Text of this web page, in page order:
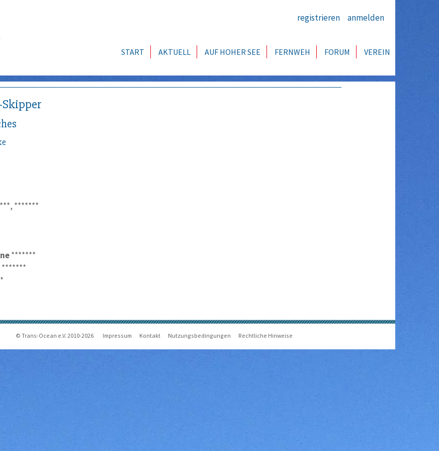
registrieren anmelden
START AKTUELL AUF HOHER SEE FERNWEH FORUM VEREIN
*******
*******
*******
© Trans-Ocean e.V. 2010-2026 Impressum Kontakt Nutzungsbedingungen Rechtliche Hinweise